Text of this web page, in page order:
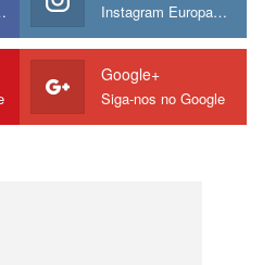
França
Instagram Europamos
Google+
Siga-nos no Google